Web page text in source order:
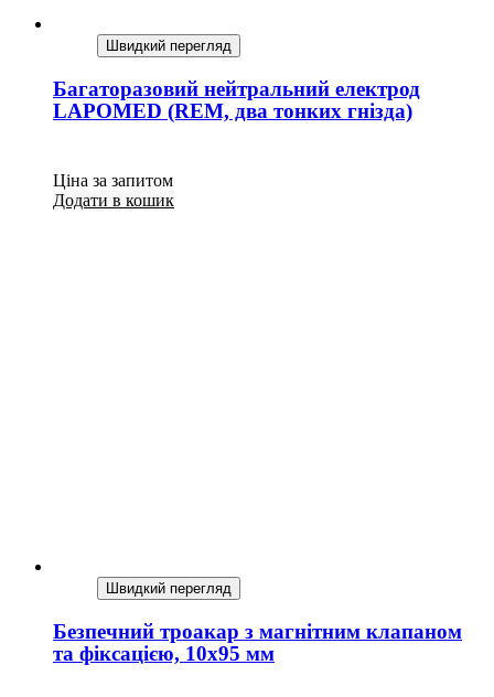
Швидкий перегляд
Багаторазовий нейтральний електрод
LAPOMED (REM, два тонких гнізда)
Ціна за запитом
Додати в кошик
Швидкий перегляд
Безпечний троакар з магнітним клапаном
та фіксацією, 10х95 мм